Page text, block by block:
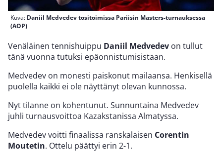
Kuva: Daniil Medvedev tositoimissa Pariisin Masters-turnauksessa
(AOP)
Venäläinen tennishuippu Daniil Medvedev on tullut
tänä vuonna tutuksi epäonnistumisistaan.
Medvedev on monesti paiskonut mailaansa. Henkisellä
puolella kaikki ei ole näyttänyt olevan kunnossa.
Nyt tilanne on kohentunut. Sunnuntaina Medvedev
juhli turnausvoittoa Kazakstanissa Almatyssa.
Medvedev voitti finaalissa ranskalaisen Corentin
Moutetin. Ottelu päättyi erin 2-1.